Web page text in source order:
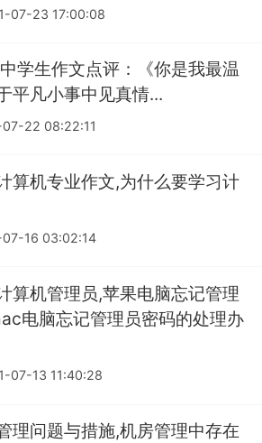
07-23 17:00:08
学生作文点评：《你是我最温
平凡小事中见真情...
22 08:22:11
算机专业作文,为什么要学习计
16 03:02:14
算机管理员,苹果电脑忘记管理
电脑忘记管理员密码的处理办
07-13 11:40:28
理问题与措施,机房管理中存在